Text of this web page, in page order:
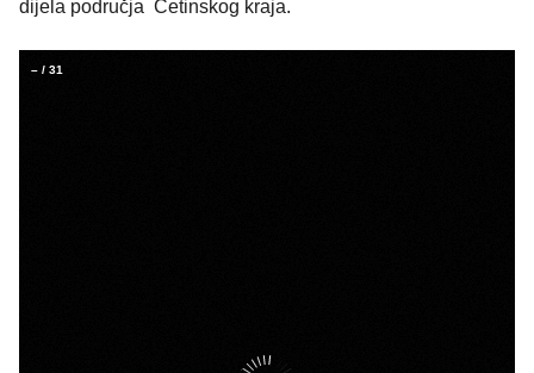
dijela područja Cetinskog kraja.
– / 31